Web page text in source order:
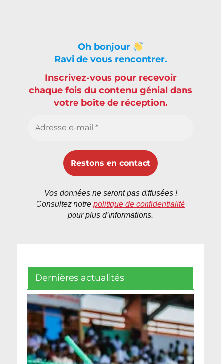
Oh bonjour
Ravi de vous rencontrer.
Inscrivez-vous pour recevoir
chaque fois du contenu génial dans
votre boîte de réception.
Vos données ne seront pas diffusées !
Consultez notre politique de confidentialité
pour plus d’informations.
Dernières actualités